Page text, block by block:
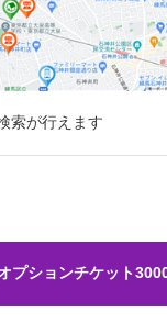
索が行えます
プションチケット